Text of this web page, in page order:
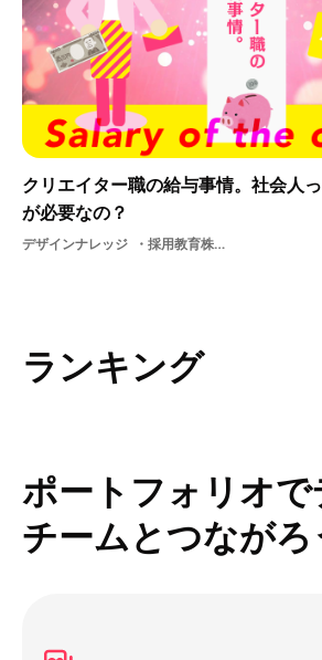
クリエイター職の給与事情。社会人
が必要なの？
デザインナレッジ 採用教育株式会社クリエイター職給与就活お金新卒初任給学生
ランキング
ポートフォリオ
チームとつながろ